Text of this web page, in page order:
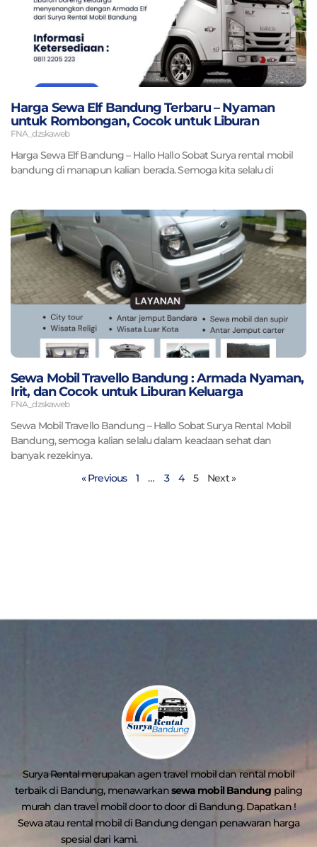
Harga Sewa Elf Bandung Terbaru – Nyaman
untuk Rombongan, Cocok untuk Liburan
FNA_dzskaweb
Harga Sewa Elf Bandung – Hallo Hallo Sobat Surya rental mobil
bandung di manapun kalian berada. Semoga kita selalu di
Sewa Mobil Travello Bandung : Armada Nyaman,
Irit, dan Cocok untuk Liburan Keluarga
FNA_dzskaweb
Sewa Mobil Travello Bandung – Hallo Sobat Surya Rental Mobil
Bandung, semoga kalian selalu dalam keadaan sehat dan
banyak rezekinya.
« Previous
1 … 3 4 5 Next »
Surya Rental merupakan agen travel mobil dan rental mobil
terbaik di Bandung, menawarkansewa mobil Bandung paling
murah dan travel mobil door to door di Bandung. Dapatkan !
Sewa atau rental mobil di Bandung dengan penawaran harga
spesial dari kami.